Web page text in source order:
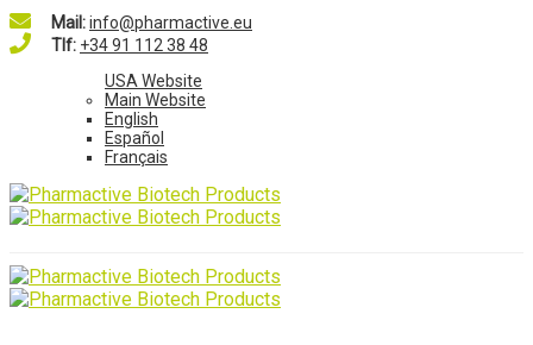
Mail:info@pharmactive.eu
Tlf: +34 91 112 38 48
USA Website
Main Website
English
Español
Français